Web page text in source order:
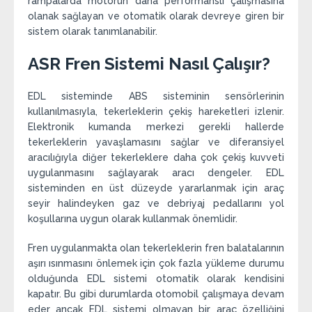
olanak sağlayan ve otomatik olarak devreye giren bir
sistem olarak tanımlanabilir.
ASR Fren Sistemi Nasıl Çalışır?
EDL sisteminde ABS sisteminin sensörlerinin
kullanılmasıyla, tekerleklerin çekiş hareketleri izlenir.
Elektronik kumanda merkezi gerekli hallerde
tekerleklerin yavaşlamasını sağlar ve diferansiyel
aracılığıyla diğer tekerleklere daha çok çekiş kuvveti
uygulanmasını sağlayarak aracı dengeler. EDL
sisteminden en üst düzeyde yararlanmak için araç
seyir halindeyken gaz ve debriyaj pedallarını yol
koşullarına uygun olarak kullanmak önemlidir.
Fren uygulanmakta olan tekerleklerin fren balatalarının
aşırı ısınmasını önlemek için çok fazla yükleme durumu
olduğunda EDL sistemi otomatik olarak kendisini
kapatır. Bu gibi durumlarda otomobil çalışmaya devam
eder ancak EDL sistemi olmayan bir araç özelliğini